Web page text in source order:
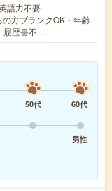
語力不要
方ブランクOK・年齢
履歴書不…
50代
60代
男性